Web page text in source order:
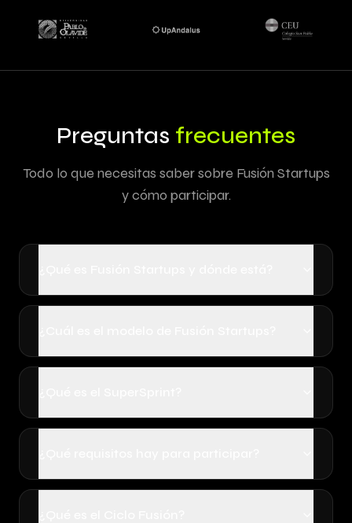
Preguntas frecuentes
Todo lo que necesitas saber sobre Fusión Startups
y cómo participar.